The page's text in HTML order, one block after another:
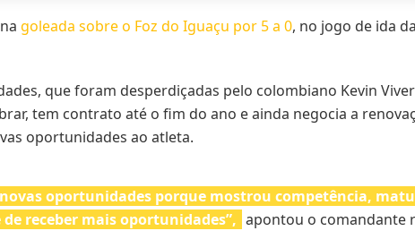
na goleada sobre o Foz do Iguaçu por 5 a 0, no jogo de ida
que foram desperdiçadas pelo colombiano Kevin
tem contrato até o fim do ano e ainda negocia a
oportunidades ao atleta.
oportunidades porque mostrou competência,
receber mais oportunidades”, apontou o comandante